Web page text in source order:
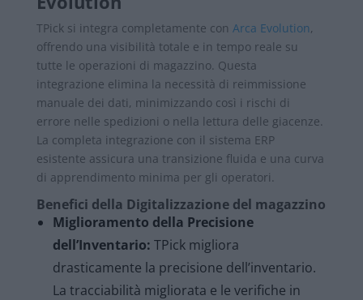
TPick si integra completamente con Arca Evolution,
offrendo una visibilità totale e in tempo reale su
tutte le operazioni di magazzino. Questa
integrazione elimina la necessità di reimmissione
manuale dei dati, minimizzando così i rischi di
errore nelle spedizioni o nella lettura delle giacenze.
La completa integrazione con il sistema ERP
esistente assicura una transizione fluida e una curva
di apprendimento minima per gli operatori.
Benefici della Digitalizzazione del magazzino
Miglioramento della Precisione
dell’Inventario: TPick migliora
drasticamente la precisione dell’inventario.
La tracciabilità migliorata e le verifiche in